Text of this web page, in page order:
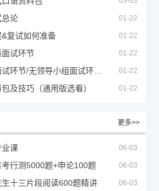
总论 01-22
复试如何准备 01-22
试环节 01-22
01-22
及技巧（通用版选看） 01-22
更多>>
业课 06-03
行测5000题+申论100题 06-03
十三片段阅读600题精讲 06-03